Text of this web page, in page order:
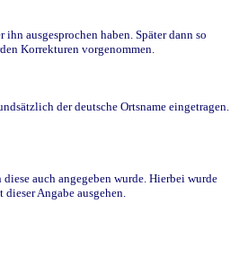
ausgesprochen haben. Später dann so
Korrekturen vorgenommen.
der deutsche Ortsname eingetragen.
auch angegeben wurde. Hierbei wurde
Angabe ausgehen.